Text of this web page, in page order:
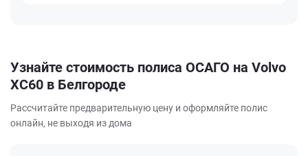
Узнайте стоимость полиса ОСАГО на Volvo
XC60 в Белгороде
Рассчитайте предварительную цену и оформляйте полис
онлайн, не выходя из дома